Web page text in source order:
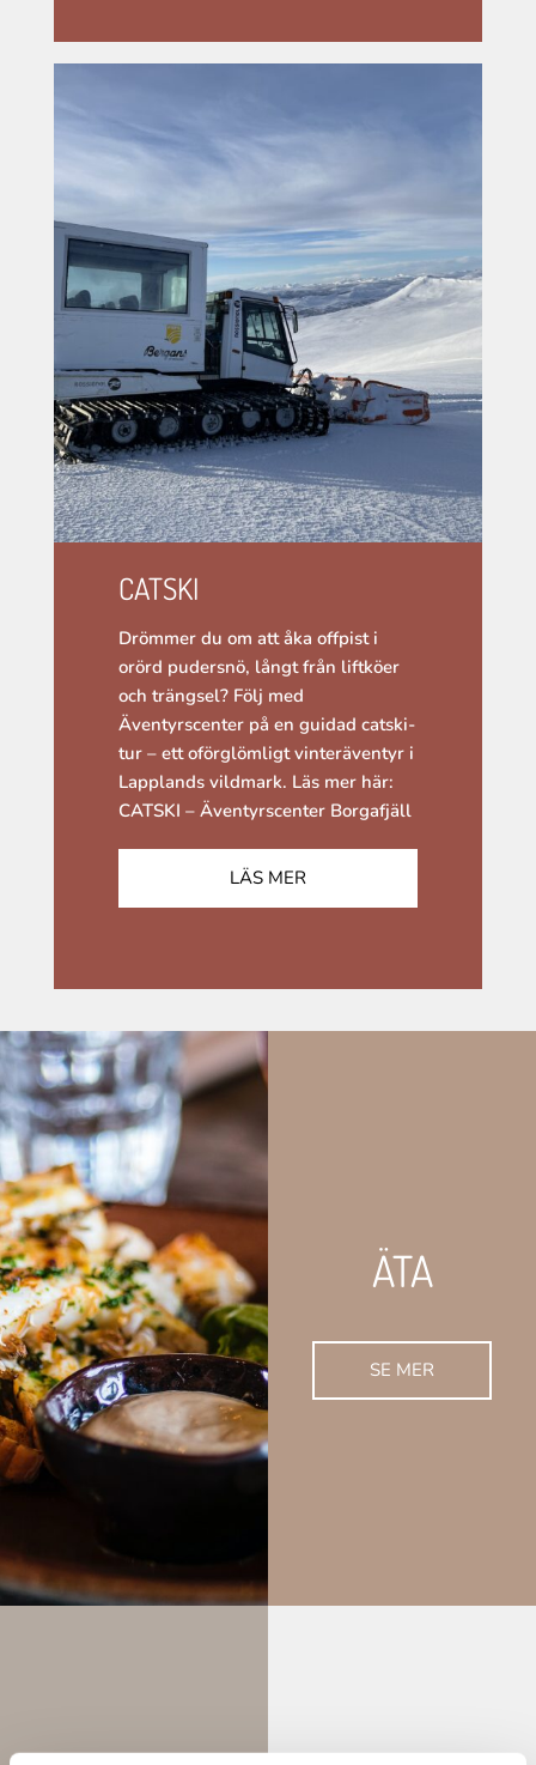
CATSKI
Drömmer du om att åka offpist i
orörd pudersnö, långt från liftköer
och trängsel? Följ med
Äventyrscenter på en guidad catski-
tur – ett oförglömligt vinteräventyr i
Lapplands vildmark. Läs mer här:
CATSKI – Äventyrscenter Borgafjäll
LÄS MER
ÄTA
SE MER